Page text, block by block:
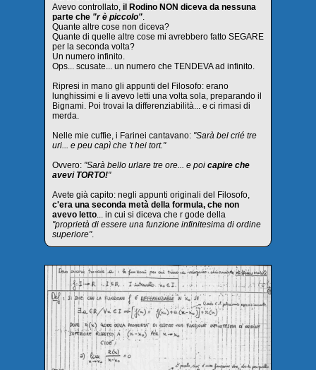
Avevo controllato, il Rodino NON diceva da nessuna
parte che "r è piccolo".
Quante altre cose non diceva?
Quante di quelle altre cose mi avrebbero fatto SEGARE
per la seconda volta?
Un numero infinito.
Ops... scusate... un numero che TENDEVA ad infinito.
Ripresi in mano gli appunti del Filosofo: erano
lunghissimi e li avevo letti una volta sola, preparando il
Bignami. Poi trovai la differenziabilità... e ci rimasi di
merda.
Nelle mie cuffie, i Farinei cantavano: "Sarà bel crié tre
uri... e peu capì che 't hei tort."
Ovvero: "Sarà bello urlare tre ore... e poi capire che
avevi TORTO!"
Avete già capito: negli appunti originali del Filosofo,
c'era una seconda metà della formula, che non
avevo letto... in cui si diceva che r gode della
"proprietà di essere una funzione infinitesima di ordine
superiore".